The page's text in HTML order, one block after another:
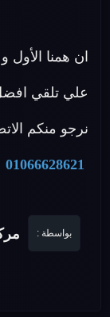
ان همنا
علي تلقي
نرجو منكم
01066628621
بواسطة :